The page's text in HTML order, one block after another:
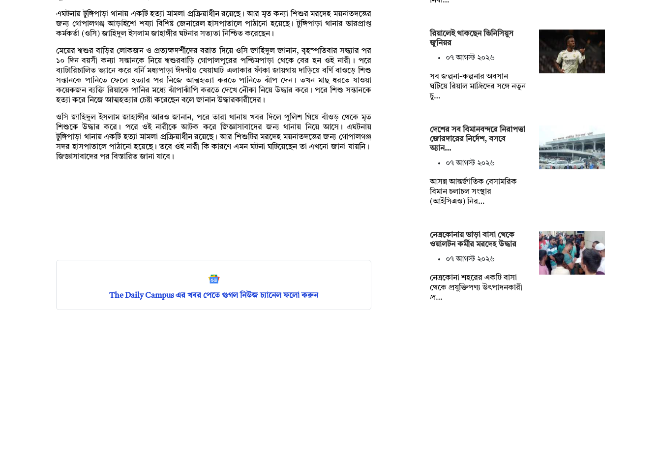
এঘটনায় টুঙ্গিপাড়া থানায় একটি হত্যা মামলা প্রক্রিয়াধীন রয়েছে। আর মৃত কন্যা শিশুর মরদেহ ময়নাতদন্তের
জন্য গোপালগঞ্জ আড়াইশো শয্যা বিশিষ্ট জেনারেল হাসপাতালে পাঠানো হয়েছে। টুঙ্গিপাড়া থানার ভারপ্রাপ্ত
কর্মকর্তা (ওসি) জাহিদুল ইসলাম জাহাঙ্গীর ঘটনার সত্যতা নিশ্চিত করেছেন।
মেয়ের শ্বশুর বাড়ির লোকজন ও প্রত্যক্ষদর্শীদের বরাত দিয়ে ওসি জাহিদুল জানান, বৃহস্পতিবার সন্ধ্যার পর
১০ দিন বয়সী কন্যা সন্তানকে নিয়ে শ্বশুরবাড়ি গোপালপুরের পশ্চিমপাড়া থেকে বের হন ওই নারী । পরে
ব্যাটারিচালিত ভ্যানে করে বর্নি মধ্যপাড়া ঈদগাঁও খেয়াঘাট এলাকার ফাঁকা জায়গায় দাড়িয়ে বর্ণি বাওড়ে শিশু
সন্তানকে পানিতে ফেলে হত্যার পর নিজে আত্মহত্যা করতে পানিতে ঝাঁপ দেন। তখন মাছ ধরতে যাওয়া
কয়েকজন ব্যক্তি রিয়াকে পানির মধ্যে ঝাঁপাঝাঁপি করতে দেখে নৌকা নিয়ে উদ্ধার করে। পরে শিশু সন্তানকে
হত্যা করে নিজে আত্মহত্যার চেষ্টা করেছেন বলে জানান উদ্ধারকারীদের।
ওসি জাহিদুল ইসলাম জাহাঙ্গীর আরও জানান, পরে তারা থানায় খবর দিলে পুলিশ গিয়ে বাঁওড় থেকে মৃত
শিশুকে উদ্ধার করে। পরে ওই নারীকে আটক করে জিজ্ঞাসাবাদের জন্য থানায় নিয়ে আসে। এঘটনায়
টুঙ্গিপাড়া থানায় একটি হত্যা মামলা প্রক্রিয়াধীন রয়েছে। আর শিশুটির মরদেহ ময়নাতদন্তের জন্য গোপালগঞ্জ
সদর হাসপাতালে পাঠানো হয়েছে। তবে ওই নারী কি কারণে এমন ঘটনা ঘটিয়েছেন তা এখনো জানা যায়নি।
জিজ্ঞাসাবাদের পর বিস্তারিত জানা যাবে।
The Daily Campus এর খবর পেতে গুগল নিউজ চ্যানেল ফলো করুন
রিয়ালেই থাকছেন ভিনিসিয়ুস
জুনিয়র
০৭ আগস্ট ২০২৬
সব জল্পনা-কল্পনার অবসান
ঘটিয়ে রিয়াল মাদ্রিদের সঙ্গে নতুন
চু…
দেশের সব বিমানবন্দরে নিরাপত্তা
জোরদারের নির্দেশ, বসবে
অ্যান…
০৭ আগস্ট ২০২৬
আসন্ন আন্তর্জাতিক বেসামরিক
বিমান চলাচল সংস্থার
(আইসিএও) নির…
নেত্রকোনায় ভাড়া বাসা থেকে
ওয়ালটন কর্মীর মরদেহ উদ্ধার
০৭ আগস্ট ২০২৬
নেত্রকোনা শহরের একটি বাসা
থেকে প্রযুক্তিপণ্য উৎপাদনকারী
প্র…